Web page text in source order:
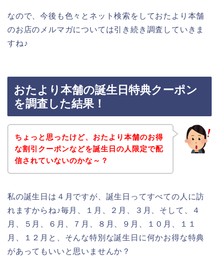
なので、今後も色々とネット検索をしておたより本舗
のお店のメルマガについては引き続き調査していきま
すね♪
おたより本舗の誕生日特典クーポン
を調査した結果！
ちょっと思ったけど、おたより本舗のお得
な割引クーポンなどを誕生日の人限定で配
信されていないのかな～？
私の誕生日は４月ですが、誕生日ってすべての人に訪
れますからね♪毎月、１月、２月、３月、そして、４
月、５月、６月、７月、８月、９月、１０月、１１
月、１２月と、そんな特別な誕生日に何かお得な特典
があってもいいと思いませんか？